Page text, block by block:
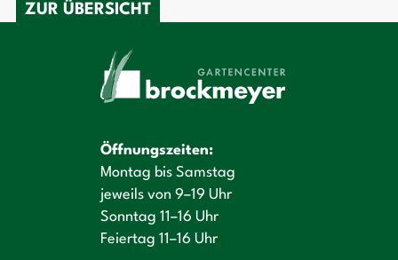
ZUR ÜBERSICHT
Öffnungszeiten:
Montag bis Samstag
jeweils von 9–19 Uhr
Sonntag 11–16 Uhr
Feiertag 11–16 Uhr